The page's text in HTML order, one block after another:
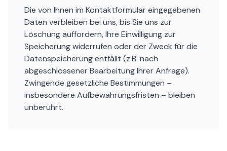
Die von Ihnen im Kontaktformular eingegebenen
Daten verbleiben bei uns, bis Sie uns zur
Löschung auffordern, Ihre Einwilligung zur
Speicherung widerrufen oder der Zweck für die
Datenspeicherung entfällt (z.B. nach
abgeschlossener Bearbeitung Ihrer Anfrage).
Zwingende gesetzliche Bestimmungen –
insbesondere Aufbewahrungsfristen – bleiben
unberührt.